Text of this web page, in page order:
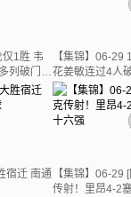
仅1胜 韦
列破门
【集锦】06-29
花姜敏连过4人破
宿迁 南通
【集锦】06-29
传射！里昂4-2